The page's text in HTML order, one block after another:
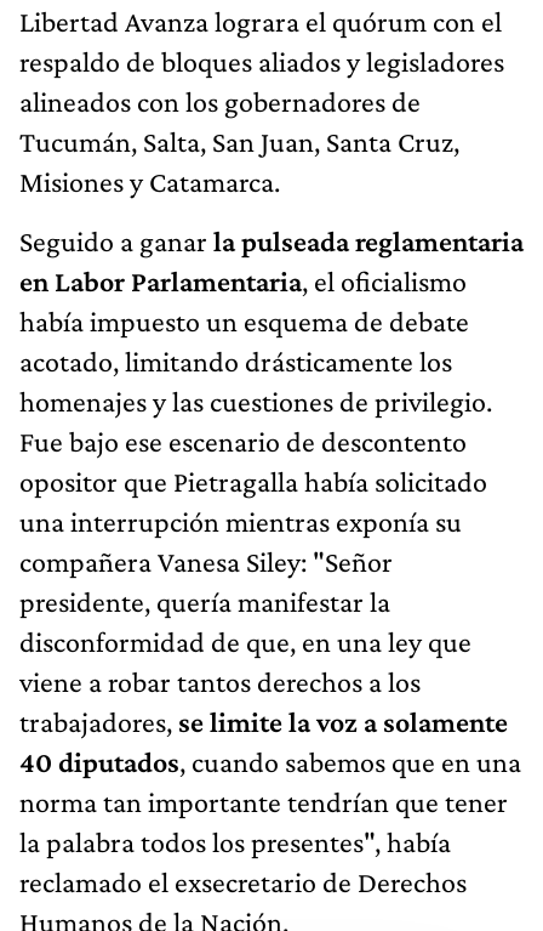
Libertad Avanza lograra el quórum con el
respaldo de bloques aliados y legisladores
alineados con los gobernadores de
Tucumán, Salta, San Juan, Santa Cruz,
Misiones y Catamarca.
Seguido a ganar la pulseada reglamentaria
en Labor Parlamentaria, el oficialismo
había impuesto un esquema de debate
acotado, limitando drásticamente los
homenajes y las cuestiones de privilegio.
Fue bajo ese escenario de descontento
opositor que Pietragalla había solicitado
una interrupción mientras exponía su
compañera Vanesa Siley: "Señor
presidente, quería manifestar la
disconformidad de que, en una ley que
viene a robar tantos derechos a los
trabajadores, se limite la voz a solamente
40 diputados, cuando sabemos que en una
norma tan importante tendrían que tener
la palabra todos los presentes", había
reclamado el exsecretario de Derechos
Humanos de la Nación.